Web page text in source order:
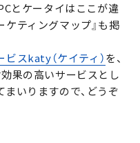
とケータイはここが違
ティングマップ』も掲
スkaty（ケイティ）を、
果の高いサービスとし
いりますので、どうぞ